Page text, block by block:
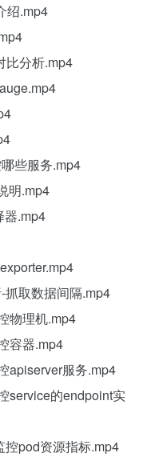
绍.mp4
比分析.mp4
些服务.mp4
明.mp4
器.mp4
抓取数据间隔.mp4
物理机.mp4
容器.mp4
apiserver服务.mp4
service的endpoint实
pod资源指标.mp4